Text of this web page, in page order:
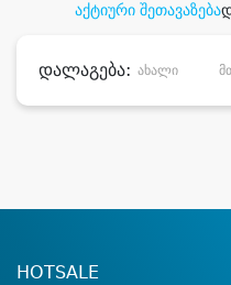
აქტიური შეთავაზება
დალაგება: ახალი
HOTSALE